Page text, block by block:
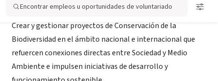
Encontrar empleos u oportunidades de voluntariado
Crear y gestionar proyectos de Conservación de la
Biodiversidad en el ámbito nacional e internacional que
refuercen conexiones directas entre Sociedad y Medio
Ambiente e impulsen iniciativas de desarrollo y